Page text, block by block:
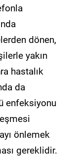
dönen,
yakın
hastalık
da
enfeksiyonu
önlemek
gereklidir.